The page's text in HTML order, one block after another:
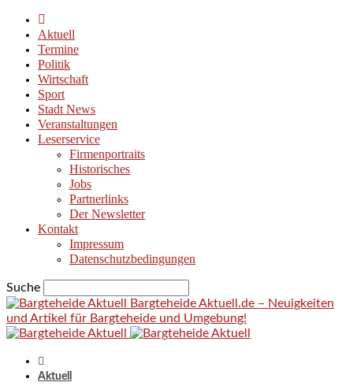
Aktuell
Termine
Politik
Wirtschaft
Sport
Stadt News
Veranstaltungen
Leserservice
Firmenportraits
Historisches
Jobs
Partnerlinks
Der Newsletter
Kontakt
Impressum
Datenschutzbedingungen
Suche
Bargteheide Aktuell.de – Neuigkeiten
und Artikel für Bargteheide und Umgebung!
Aktuell